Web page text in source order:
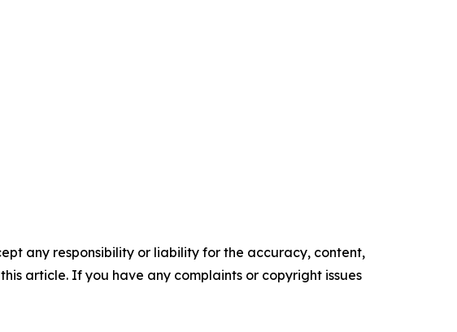
any responsibility or liability for the accuracy, content,
article. If you have any complaints or copyright issues